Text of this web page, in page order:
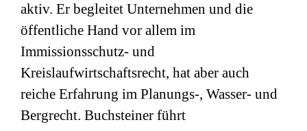
aktiv. Er begleitet Unternehmen und die
öffentliche Hand vor allem im
Immissionsschutz- und
Kreislaufwirtschaftsrecht, hat aber auch
reiche Erfahrung im Planungs-, Wasser- und
Bergrecht. Buchsteiner führt